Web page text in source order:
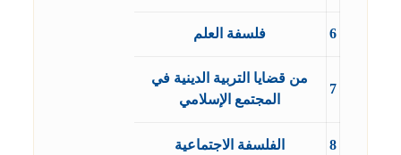
6 فلسفة العلم
7
من قضايا التربية الدينية في
المجتمع الإسلامي
8 الفلسفة الاجتماعية